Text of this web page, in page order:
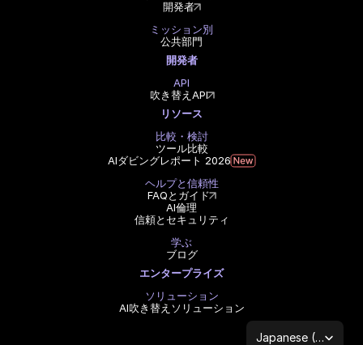
開発者
ミッション別
公共部門
開発者
API
吹き替えAPI
リソース
比較・検討
ツール比較
AIダビングレポート 2026
ヘルプと信頼性
FAQとガイド
AI倫理
信頼とセキュリティ
学ぶ
ブログ
エンタープライズ
ソリューション
AI吹き替えソリューション
Select Language
Japanese (Japan)